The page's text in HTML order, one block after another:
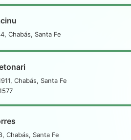
Chabás, Santa Fe
Chabás, Santa Fe
Chabás, Santa Fe